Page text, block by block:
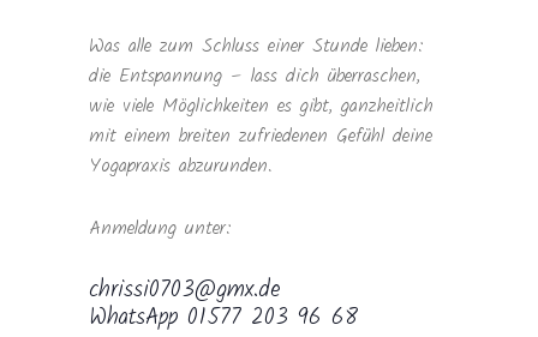
Was alle zum Schluss einer Stunde lieben:
die Entspannung – lass dich überraschen,
wie viele Möglichkeiten es gibt, ganzheitlich
mit einem breiten zufriedenen Gefühl deine
Yogapraxis abzurunden.
Anmeldung unter:
chrissi0703@gmx.de
WhatsApp 01577 203 96 68